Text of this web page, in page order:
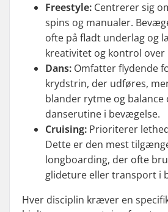
Freestyle: Centrerer sig
spins og manualer.
ofte på fladt underlag og
kreativitet og kontrol over
Dans: Omfatter flydende
krydstrin, der udføres,
blander rytme og balance
danserutine i bevægelse.
Cruising: Prioriterer
Dette er den mest
longboarding, der ofte
glideture eller transport i
Hver disciplin kræver en